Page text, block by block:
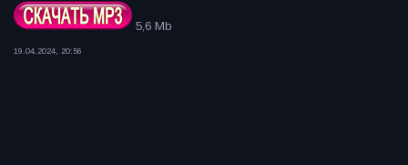
5,6 Mb
19.04.2024, 20:56